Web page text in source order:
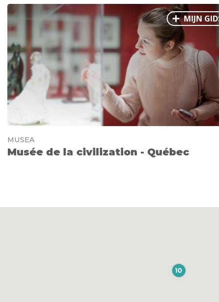
MIJN
MUSEA
Musée de la civilization - Québec